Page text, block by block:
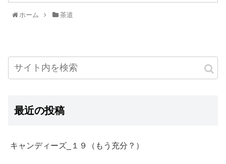
ホーム 茶道
最近の投稿
キャンディーズ_１９（もう充分？）